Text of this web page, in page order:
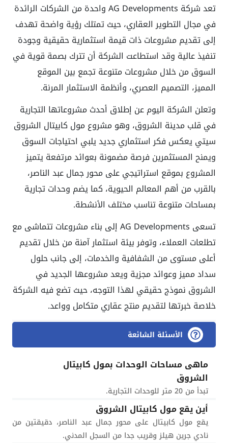
تعد شركة AG Developmentsواحدة من الشركات الرائدة
في مجال التطوير العقاري، حيث تمتلك رؤية واضحة تهدف
إلى تقديم مشروعات ذات قيمة استثمارية حقيقية وجودة
تنفيذ عالية وقد استطاعت الشركة أن تترك بصمة قوية في
السوق من خلال مشروعات متنوعة تجمع بين الموقع
المميز، التصميم العصري، وأنظمة الاستثمار المرنة.
وتعلن الشركة اليوم عن إطلاق أحدث مشروعاتها التجارية
في قلب مدينة الشروق، وهو مشروع مول كابيتال الشروق
سيتي يعكس فكر استثماري جديد يلبي احتياجات السوق
ويمنح المستثمرين فرصة مضمونة بعوائد مرتفعة يتميز
المشروع بموقع استراتيجي على محور جمال عبد الناصر،
بالقرب من أهم المعالم الحيوية، كما يضم وحدات تجارية
بمساحات متنوعة تناسب مختلف الأنشطة.
تسعى AG Developmentsإلى بناء مشروعات تتماشى مع
تطلعات العملاء، وتوفر بيئة استثمار آمنة من خلال تقديم
أعلى مستوى من الشفافية والخدمات، إلى جانب حلول
سداد مميز وعوائد مجزية ويعد مشروعها الجديد في
الشروق نموذج حقيقي لهذا التوجه، حيث تضع فيه الشركة
خلاصة خبرتها لتقديم منتج عقاري متكامل وواعد.
الأسئلة الشائعة
ماهى مساحات الوحدات بمول كابيتال
الشروق
تبدأ من 20 متر للوحدات التجارية.
أين يقع مول كابيتال الشروق
يقع مول كابيتال على محور جمال عبد الناصر، دقيقتين من
نادي جرين هيلز وقريب جدا من السجل المدني.